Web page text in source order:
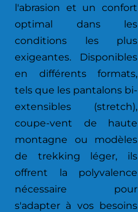
l'abrasion et un confort
optimal dans les
conditions les plus
exigeantes. Disponibles
en différents formats,
tels que les pantalons bi-
extensibles (stretch),
coupe-vent de haute
montagne ou modèles
de trekking léger, ils
offrent la polyvalence
nécessaire pour
s'adapter à vos besoins